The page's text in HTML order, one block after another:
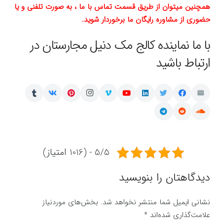
همچنین میتوان از طریق قسمت تماس با ما ، به صورت تلفنی و یا
حضوری از مشاوره رایگان ما برخوردار شوید.
با ما نماینده کالج مک دنیل مجارستان در
ارتباط باشید
5/5 - (1016 امتیاز)
دیدگاهتان را بنویسید
نشانی ایمیل شما منتشر نخواهد شد. بخش‌های موردنیاز
علامت‌گذاری شده‌اند*